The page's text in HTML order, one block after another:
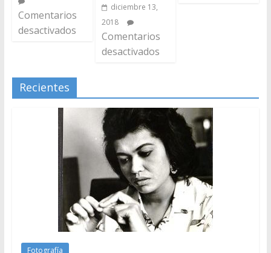
Comentarios
desactivados
diciembre 13,
2018
Comentarios
desactivados
Recientes
Fotografía